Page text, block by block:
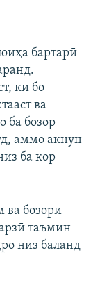
бартарӣ
ки бо
ва
ба бозор
аммо акнун
ба кор
ва бозори
таъмин
низ баланд